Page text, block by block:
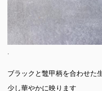
.
ブラックと鼈甲柄を合わせた
少し華やかに映ります